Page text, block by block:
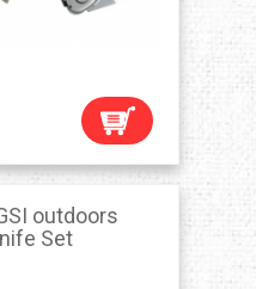
outdoors
Set